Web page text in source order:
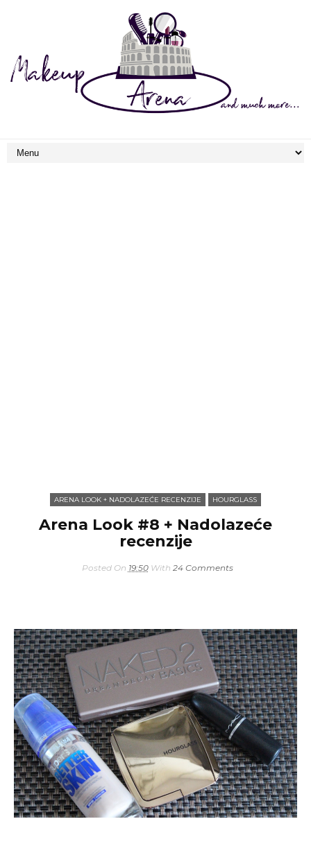
ARENA LOOK + NADOLAZEĆE RECENZIJE HOURGLASS
Arena Look #8 + Nadolazeće
recenzije
Posted On 19:50 With 24 Comments